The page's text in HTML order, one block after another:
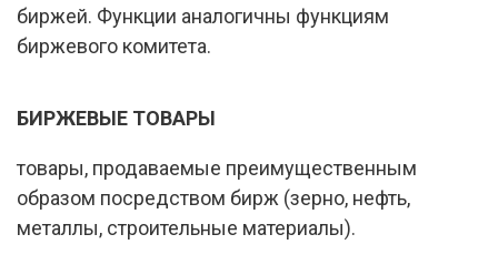
биржей. Функции аналогичны функциям
биржевого комитета.
БИРЖЕВЫЕ ТОВАРЫ
товары, продаваемые преимущественным
образом посредством бирж (зерно, нефть,
металлы, строительные материалы).